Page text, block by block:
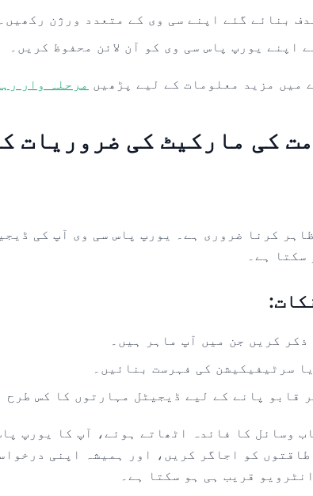
بنائے گئے اپنے سی وی کے متعدد ورژن رکھیں۔
یورپ پاس سی وی کو آن لائن محفوظ کریں۔
میں مزید معلومات کے لیے پڑھیں مرحلہ وار
کرنا ضروری ہے۔ یورپ پاس سی وی آپ کی
ہے۔
کریں جن میں آپ ماہر ہیں۔
سرٹیفیکیشن کی فہرست بنائیں۔
قابو پانے کے لیے ڈیجیٹل مہارتوں کا کس طرح
وسائل کا فائدہ اٹھاتے ہوئے، آپ کا یورپ
کو اجاگر کریں، اور ہمیشہ اپنی
قریب ہی ہو سکتا ہے۔